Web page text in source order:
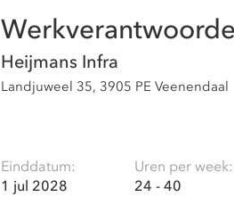
Heijmans Infra
Landjuweel 35, 3905 PE Veenendaal
Einddatum:
1 jul 2028
Uren per week:
24 - 40